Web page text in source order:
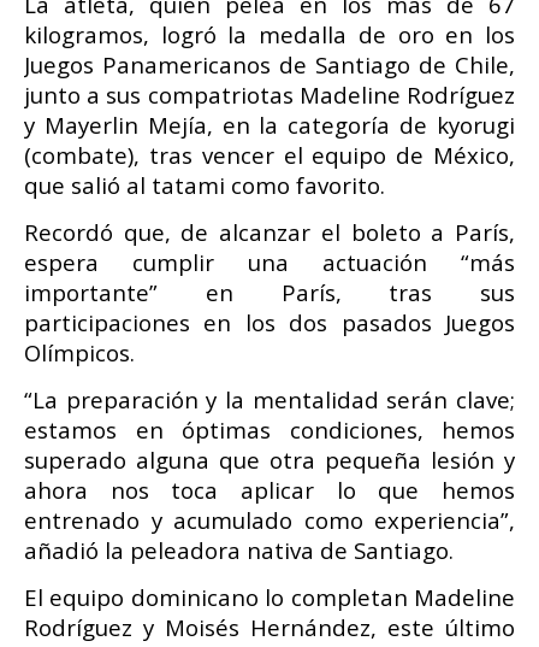
kilogramos, logró la medalla de oro en los
Juegos Panamericanos de Santiago de Chile,
junto a sus compatriotas Madeline Rodríguez
y Mayerlin Mejía, en la categoría de kyorugi
(combate), tras vencer el equipo de México,
que salió al tatami como favorito.
Recordó que, de alcanzar el boleto a París,
espera cumplir una actuación “más
importante” en París, tras sus
participaciones en los dos pasados Juegos
Olímpicos.
“La preparación y la mentalidad serán clave;
estamos en óptimas condiciones, hemos
superado alguna que otra pequeña lesión y
ahora nos toca aplicar lo que hemos
entrenado y acumulado como experiencia”,
añadió la peleadora nativa de Santiago.
El equipo dominicano lo completan Madeline
Rodríguez y Moisés Hernández, este último